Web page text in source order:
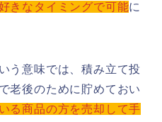
きなタイミングで可能に
う意味では、積み立て投
老後のために貯めておい
る商品の方を売却して手